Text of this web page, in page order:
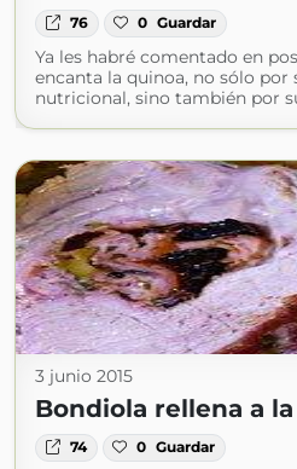
76 0 Guardar
Ya les habré comentado en
encanta la quinoa, no sólo por
nutricional, sino también por
3 junio 2015
Bondiola rellena a
74 0 Guardar